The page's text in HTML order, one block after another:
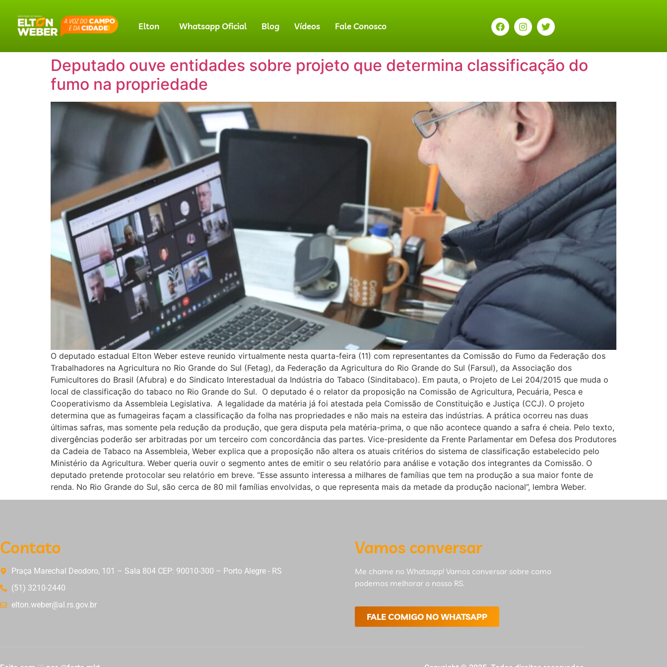
Elton Whatsapp Oficial Blog Vídeos Fale Conosco
Deputado ouve entidades sobre projeto que determina classificação do
fumo na propriedade
O deputado estadual Elton Weber esteve reunido virtualmente nesta quarta-feira (11) com representantes da Comissão do Fumo da Federação dos
Trabalhadores na Agricultura no Rio Grande do Sul (Fetag), da Federação da Agricultura do Rio Grande do Sul (Farsul), da Associação dos
Fumicultores do Brasil (Afubra) e do Sindicato Interestadual da Indústria do Tabaco (Sinditabaco). Em pauta, o Projeto de Lei 204/2015 que muda o
local de classificação do tabaco no Rio Grande do Sul. O deputado é o relator da proposição na Comissão de Agricultura, Pecuária, Pesca e
Cooperativismo da Assembleia Legislativa. A legalidade da matéria já foi atestada pela Comissão de Constituição e Justiça (CCJ). O projeto
determina que as fumageiras façam a classificação da folha nas propriedades e não mais na esteira das indústrias. A prática ocorreu nas duas
últimas safras, mas somente pela redução da produção, que gera disputa pela matéria-prima, o que não acontece quando a safra é cheia. Pelo texto,
divergências poderão ser arbitradas por um terceiro com concordância das partes. Vice-presidente da Frente Parlamentar em Defesa dos Produtores
da Cadeia de Tabaco na Assembleia, Weber explica que a proposição não altera os atuais critérios do sistema de classificação estabelecido pelo
Ministério da Agricultura. Weber queria ouvir o segmento antes de emitir o seu relatório para análise e votação dos integrantes da Comissão. O
deputado pretende protocolar seu relatório em breve. “Esse assunto interessa a milhares de famílias que tem na produção a sua maior fonte de
renda. No Rio Grande do Sul, são cerca de 80 mil famílias envolvidas, o que representa mais da metade da produção nacional”, lembra Weber.
Contato
Praça Marechal Deodoro, 101 – Sala 804 CEP: 90010-300 – Porto Alegre - RS
(51) 3210-2440
elton.weber@al.rs.gov.br
Vamos conversar
Me chame no Whatsapp! Vamos conversar sobre como
podemos melhorar o nosso RS.
FALE COMIGO NO WHATSAPP